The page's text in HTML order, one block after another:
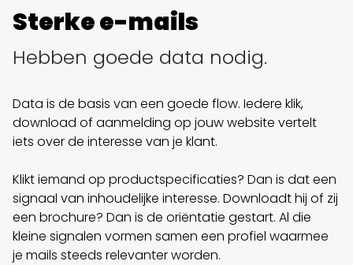
Sterke e-mails
Hebben goede data nodig.
Data is de basis van een goede flow. Iedere klik,
download of aanmelding op jouw website vertelt
iets over de interesse van je klant.
Klikt iemand op productspecificaties? Dan is dat een
signaal van inhoudelijke interesse. Downloadt hij of zij
een brochure? Dan is de oriëntatie gestart. Al die
kleine signalen vormen samen een profiel waarmee
je mails steeds relevanter worden.